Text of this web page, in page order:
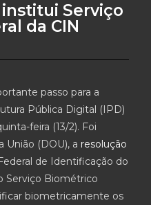
Serviço
da CIN
passo para a
Pública Digital (IPD)
feira (13/2). Foi
União (DOU), a resolução
de Identificação do
Serviço Biométrico
biometricamente os